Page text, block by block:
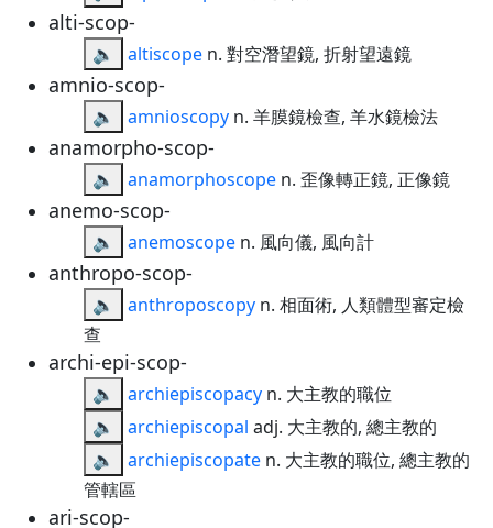
alti-scop-
🔈 altiscope n. 對空潛望鏡, 折射望遠鏡
amnio-scop-
🔈 amnioscopy n. 羊膜鏡檢查, 羊水鏡檢法
anamorpho-scop-
🔈 anamorphoscope n. 歪像轉正鏡, 正像鏡
anemo-scop-
🔈 anemoscope n. 風向儀, 風向計
anthropo-scop-
🔈 anthroposcopy n. 相面術, 人類體型審定檢
查
archi-epi-scop-
🔈 archiepiscopacy n. 大主教的職位
🔈
archiepiscopal adj. 大主教的, 總主教的
🔈
archiepiscopate n. 大主教的職位, 總主教的
管轄區
ari-scop-